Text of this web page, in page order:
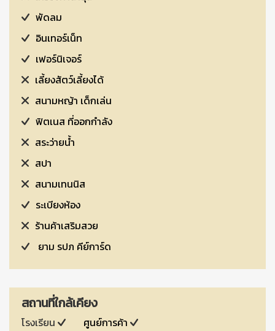
พัดลม
อินเทอร์เน็ท
เฟอร์นิเจอร์
เลี้ยงสัตว์เลี้ยงได้
สนามหญ้า เด็กเล่น
ฟิตเนส ที่ออกกำลัง
สระว่ายน้ำ
สปา
สนามเทนนิส
ระเบียงห้อง
ร้านค้าเสริมสวย
ยาม รปภ คีย์การ์ด
สถานที่ใกล้เคียง
โรงเรียน
ศูนย์การค้า